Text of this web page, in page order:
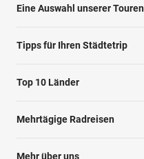
Eine Auswahl unserer Touren
Barcelona Highlights Tour
Berlin Highlights Tour
Highlights von Paris
Private Tour Tallinn
Rom mit dem Fahrrad
Tipps für Ihren Städtetrip
Strände bei Athen
Barcelonas Stadtteile
Nahverkehr in Dublin
Shopping in Amsterdam
Top 10 Länder
Niederlande
Deutschland
Mehrtägige Radreisen
Radreise Niederlande
Mehr über uns